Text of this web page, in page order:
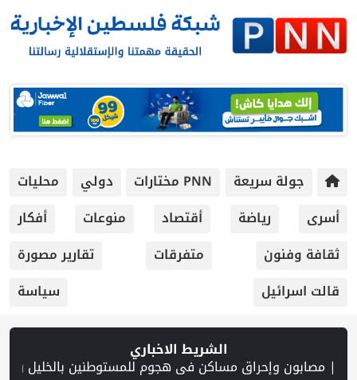
جولة سريعة PNN مختارات دولي
محليات
أسرى
رياضة أقتصاد منوعات
أفكار
ثقافة وفنون
متفرقات
تقارير مصورة
قالت اسرائيل
سياسة
الشريط الاخباري
يختصر مشاركته في مراسم رسمية بسبب "تطورات سياسية وعسكرية" | أزمة السياحة في بيت لحم… ليست بسبب الاحتلال وحده! بقلم اليس قيسية | الاتحاد الفلسطيني للشطرنج يختتم مشاركته في البطولة العربية للفئات العمرية | تقرير: مخطط استيطاني جديد لتوسيع "جيلو" يعمّق الفصل بين